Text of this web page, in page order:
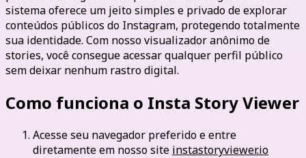
sistema oferece um jeito simples e privado de explorar
conteúdos públicos do Instagram, protegendo totalmente
sua identidade. Com nosso visualizador anônimo de
stories, você consegue acessar qualquer perfil público
sem deixar nenhum rastro digital.
Como funciona o Insta Story Viewer
Acesse seu navegador preferido e entre
diretamente em nosso site instastoryviewer.io